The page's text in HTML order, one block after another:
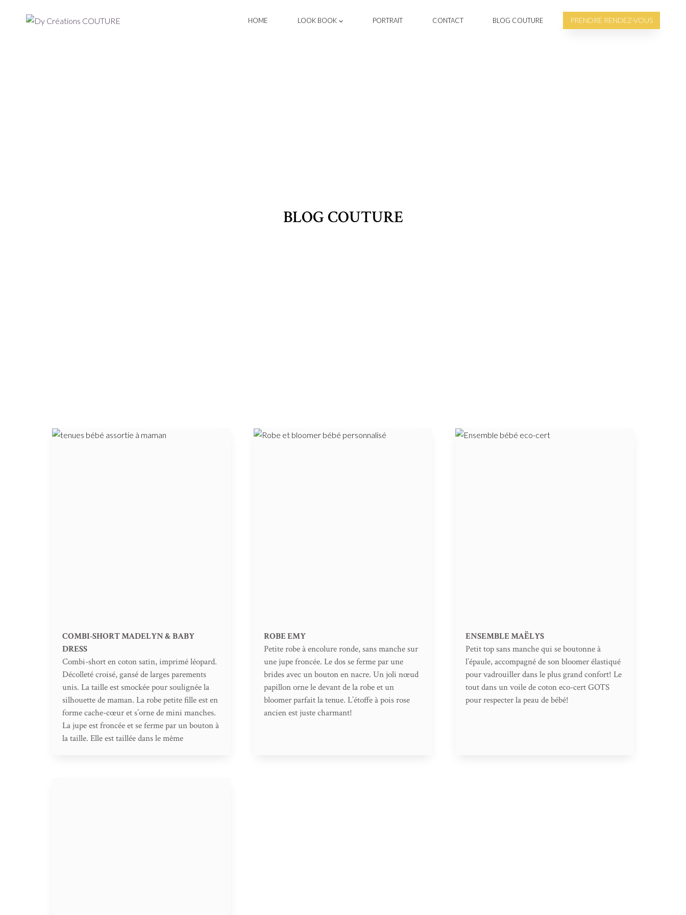
HOME LOOK BOOK PORTRAIT CONTACT BLOG COUTURE PRENDRE RENDEZ-VOUS
BLOG COUTURE
COMBI-SHORT MADELYN & BABY
DRESS
Combi-short en coton satin, imprimé léopard.
Décolleté croisé, gansé de larges parements
unis. La taille est smockée pour soulignée la
silhouette de maman. La robe petite fille est en
forme cache-cœur et s’orne de mini manches.
La jupe est froncée et se ferme par un bouton à
la taille. Elle est taillée dans le même
ROBE EMY
Petite robe à encolure ronde, sans manche sur
une jupe froncée. Le dos se ferme par une
brides avec un bouton en nacre. Un joli nœud
papillon orne le devant de la robe et un
bloomer parfait la tenue. L’étoffe à pois rose
ancien est juste charmant!
ENSEMBLE MAËLYS
Petit top sans manche qui se boutonne à
l’épaule, accompagné de son bloomer élastiqué
pour vadrouiller dans le plus grand confort! Le
tout dans un voile de coton eco-cert GOTS
pour respecter la peau de bébé!